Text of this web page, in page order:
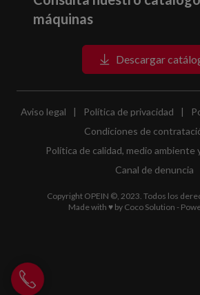
Llamar a Opein
máquinas
Descargar
Aviso legal | Política de privacidad |
Condiciones de
Política de calidad, medio ambiente
Canal de denuncia
Copyright OPEIN ©, 2023. Todos los
Made with ♥ by Coco Solution -